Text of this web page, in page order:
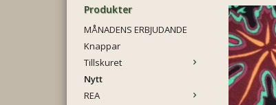
Produkter
MÅNADENS ERBJUDANDE
Knappar
Tillskuret
Nytt
REA